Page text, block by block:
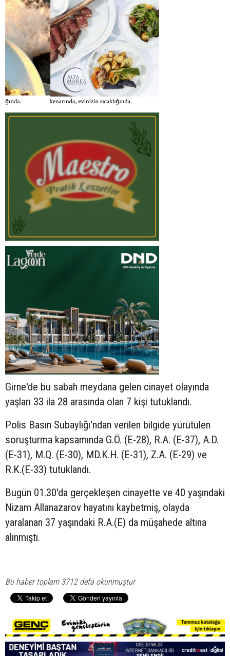
Girne'de bu sabah meydana gelen cinayet olayında
yaşları 33 ila 28 arasında olan 7 kişi tutuklandı.
Polis Basın Subaylığı'ndan verilen bilgide yürütülen
soruşturma kapsamında G.Ö. (E-28), R.A. (E-37), A.D.
(E-31), M.Q. (E-30), MD.K.H. (E-31), Z.A. (E-29) ve
R.K.(E-33) tutuklandı.
Bugün 01.30'da gerçekleşen cinayette ve 40 yaşındaki
Nizam Allanazarov hayatını kaybetmiş, olayda
yaralanan 37 yaşındaki R.A.(E) da müşahede altına
alınmıştı.
Bu haber toplam 3712 defa okunmuştur